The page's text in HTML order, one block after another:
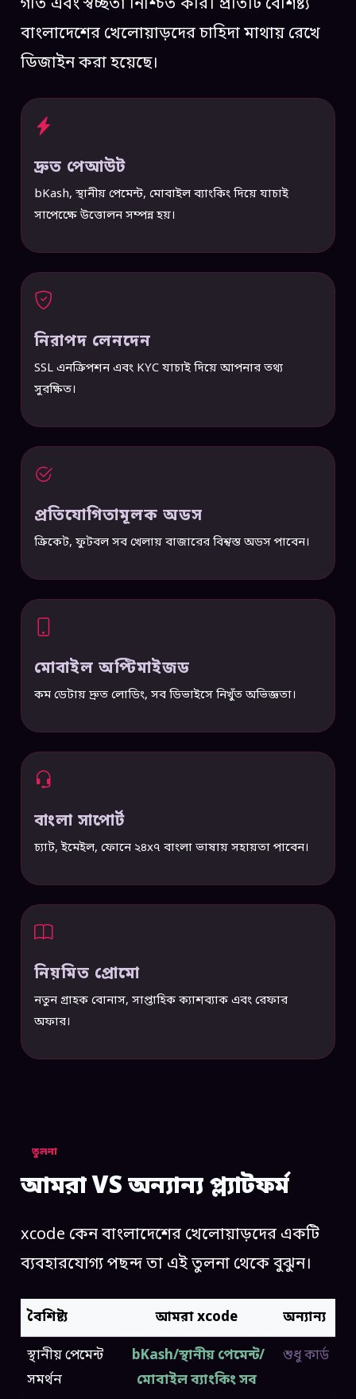
গতি এবং স্বচ্ছতা নিশ্চিত করি। প্রতিটি বৈশিষ্ট্য
বাংলাদেশের খেলোয়াড়দের চাহিদা মাথায় রেখে
ডিজাইন করা হয়েছে।
দ্রুত পেআউট
bKash, স্থানীয় পেমেন্ট, মোবাইল ব্যাংকিং দিয়ে যাচাই
সাপেক্ষেে উত্তোলন সম্পন্ন হয়।
নিরাপদ লেনদেন
SSL এনক্রিপশন এবং KYC যাচাই দিয়ে আপনার তথ্য
সুরক্ষিত।
প্রতিযোগিতামূলক অডস
ক্রিকেট, ফুটবল সব খেলায় বাজারের বিশ্বস্ত অডস পাবেন।
মোবাইল অপ্টিমাইজড
কম ডেটায় দ্রুত লোডিং, সব ডিভাইসে নিখুঁত অভিজ্ঞতা।
বাংলা সাপোর্ট
চ্যাট, ইমেইল, ফোনে ২৪x৭ বাংলা ভাষায় সহায়তা পাবেন।
নিয়মিত প্রোমো
নতুন গ্রাহক বোনাস, সাপ্তাহিক ক্যাশব্যাক এবং রেফার
অফার।
তুলনা
আমরা VS অন্যান্য প্ল্যাটফর্ম
xcode কেন বাংলাদেশের খেলোয়াড়দের একটি
ব্যবহারযোগ্য পছন্দ তা এই তুলনা থেকে বুঝুন।
বৈশিষ্ট্য আমরা xcode অন্যান্য
স্থানীয় পেমেন্ট
সমর্থন
bKash/স্থানীয় পেমেন্ট/
মোবাইল ব্যাংকিং সব
শুধু কার্ড